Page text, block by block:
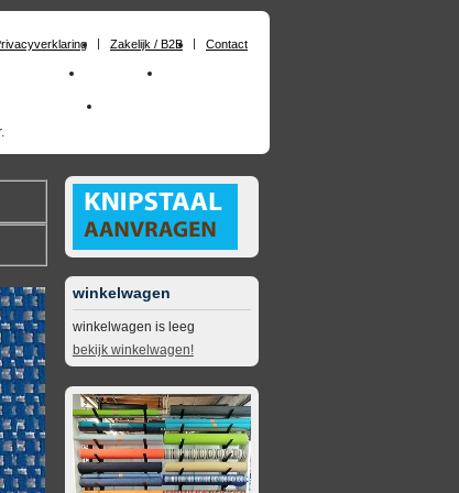
Zakelijk / B2B Contact
op maat Materialen
outdoor
winkelwagen
winkelwagen is leeg
bekijk winkelwagen!